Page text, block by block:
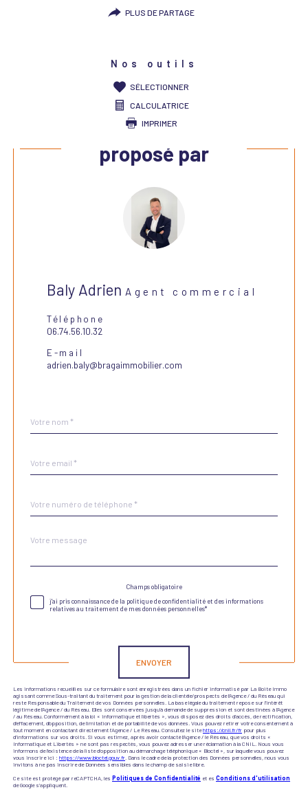
PLUS DE PARTAGE
Nos outils
SÉLECTIONNER
CALCULATRICE
IMPRIMER
Ce bien vous est
proposé par
Baly Adrien Agent commercial
Téléphone
06.74.56.10.32
E-mail
adrien.baly@bragaimmobilier.com
par
*
*
*
Fieldset
Message
*
Champs obligatoire
j'ai pris connaissance de la politique de confidentialité et des informations
relatives au traitement de mes données personnelles*
ENVOYER
Les informations recueillies sur ce formulaire sont enregistrées dans un fichier informatisé par La Boite Immo
agissant comme Sous-traitant du traitement pour la gestion de la clientèle/prospects de l'Agence / du Réseau qui
reste Responsable du Traitement de vos Données personnelles. La base légale du traitement repose sur l'intérêt
légitime de l'Agence / du Réseau. Elles sont conservées jusqu'à demande de suppression et sont destinées à l'Agence
/ au Réseau. Conformément à la loi « informatique et libertés », vous disposez des droits d’accès, de rectification,
d’effacement, d’opposition, de limitation et de portabilité de vos données. Vous pouvez retirer votre consentement à
tout moment en contactant directement l’Agence / Le Réseau. Consultez le sitehttps://cnil.fr/fr pour plus
d’informations sur vos droits. Si vous estimez, après avoir contacté l'Agence / le Réseau, que vos droits «
Informatique et Libertés » ne sont pas respectés, vous pouvez adresser une réclamation à la CNIL. Nous vous
informons de l’existence de la liste d'opposition au démarchage téléphonique « Bloctel », sur laquelle vous pouvez
vous inscrire ici : https://www.bloctel.gouv.fr . Dans le cadre de la protection des Données personnelles, nous vous
invitons à ne pas inscrire de Données sensibles dans le champ de saisie libre.
Ce site est protégé par reCAPTCHA, les Politiques de Confidentialité et es Conditions d'utilisation
de Google s'appliquent.